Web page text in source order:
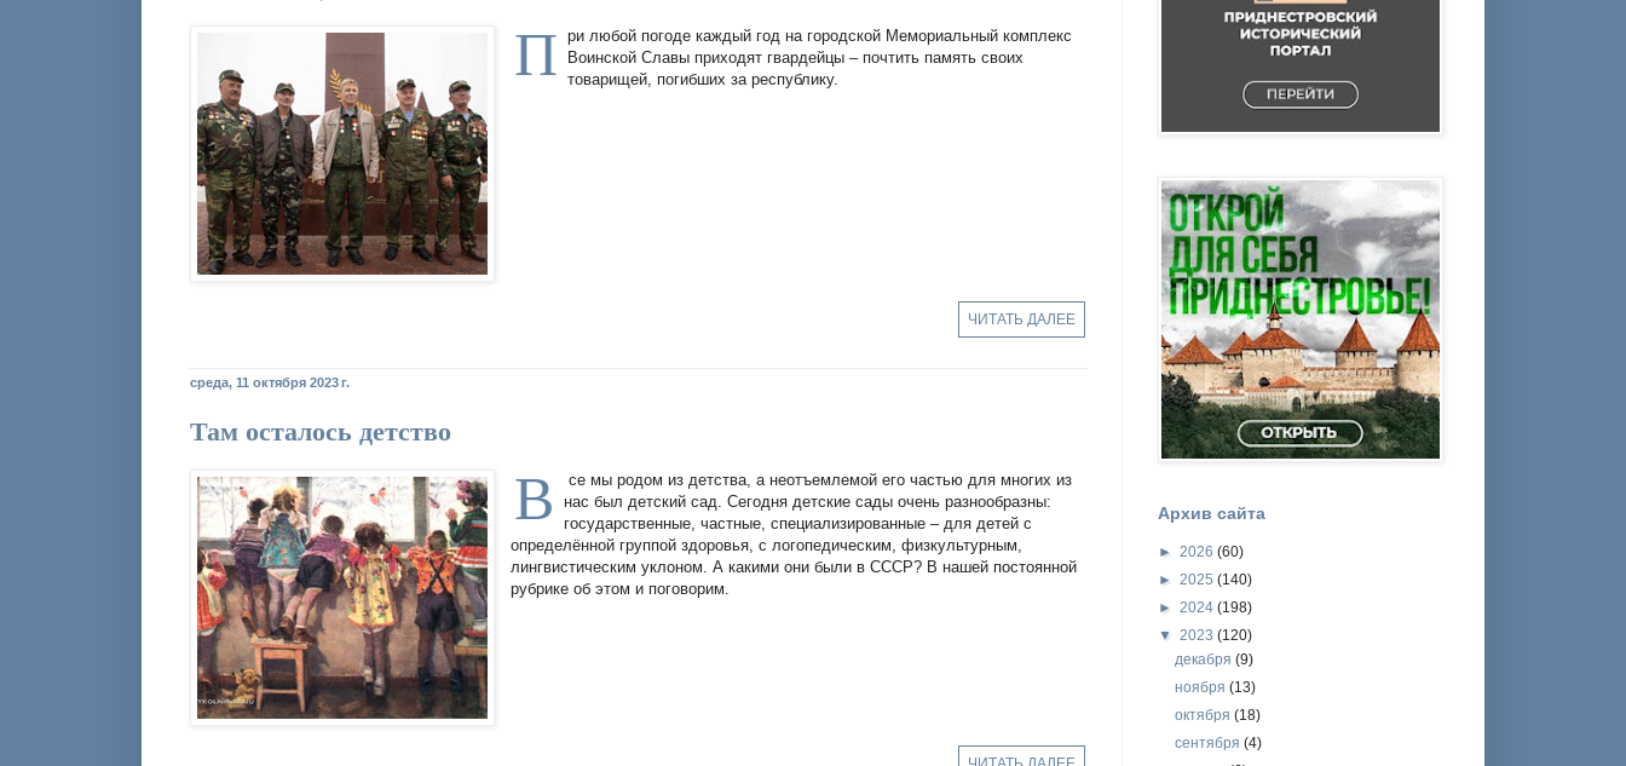
П
ри любой погоде каждый год на городской Мемориальный комплекс
Воинской Славы приходят гвардейцы – почтить память своих
товарищей, погибших за республику.
ЧИТАТЬ ДАЛЕЕ
среда, 11 октября 2023 г.
Там осталось детство
В
се мы родом из детства, а неотъемлемой его частью для многих из
нас был детский сад. Сегодня детские сады очень разнообразны:
государственные, частные, специализированные – для детей с
определённой группой здоровья, с логопедическим, физкультурным,
лингвистическим уклоном. А какими они были в СССР? В нашей постоянной
рубрике об этом и поговорим.
Архив сайта
► 2026 (60)
► 2025 (140)
► 2024 (198)
▼ 2023 (120)
декабря(9)
ноября(13)
октября(18)
сентября(4)